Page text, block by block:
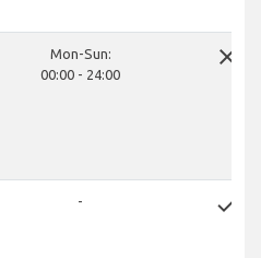
Mon-Sun:
00:00 - 24:00
close
- done